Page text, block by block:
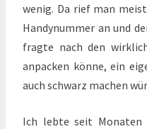
wenig. Da rief man
Handynummer an und
fragte nach den
anpacken könne, ein
auch schwarz machen
Ich lebte seit